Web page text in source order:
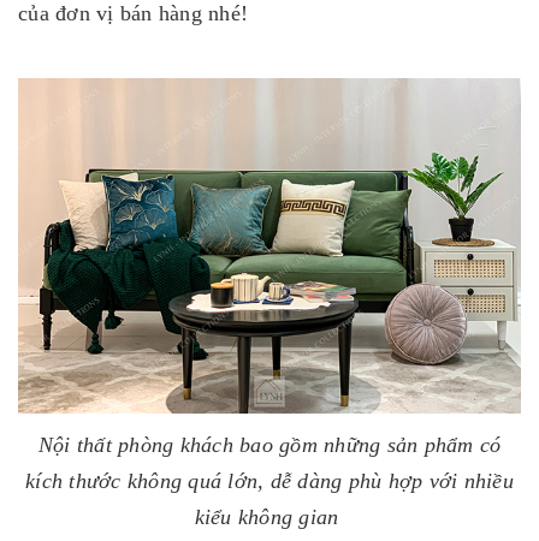
của đơn vị bán hàng nhé!
Nội thất phòng khách bao gồm những sản phẩm có
kích thước không quá lớn, dễ dàng phù hợp với nhiều
kiểu không gian